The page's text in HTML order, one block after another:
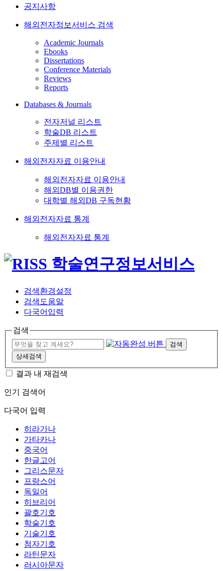
공지사항
해외전자정보서비스 검색
Academic Journals
Ebooks
Dissertations
Conference Materials
Reviews
Reports
Databases & Journals
전자저널 리스트
학술DB 리스트
주제별 리스트
해외전자자료 이용안내
해외전자자료 이용안내
해외DB별 이용권한
대학별 해외DB 구독현황
해외전자자료 통계
해외전자자료 통계
검색환경설정
검색도움말
다국어입력
검색
검색
상세검색
결과 내 재검색
인기 검색어
다국어 입력
히라가나
가타카나
중국어
한글고어
그리스문자
프랑스어
독일어
히브리어
괄호기호
학술기호
기술기호
첨자기호
라틴문자
러시아문자